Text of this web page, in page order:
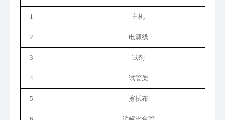
1 主机
2 电源线
3 试剂
4 试管架
5 擦拭布